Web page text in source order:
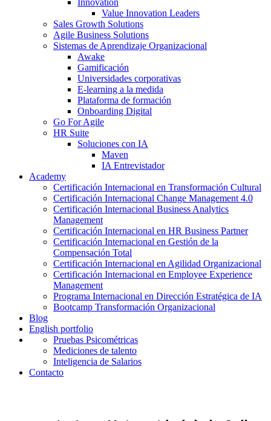
Innovation
Value Innovation Leaders
Sales Growth Solutions
Agile Business Solutions
Sistemas de Aprendizaje Organizacional
Awake
Gamificación
Universidades corporativas
E-learning a la medida
Plataforma de formación
Onboarding Digital
Go For Agile
HR Suite
Soluciones con IA
Maven
IA Entrevistador
Academy
Certificación Internacional en Transformación Cultural
Certificación Internacional Change Management 4.0
Certificación Internacional Business Analytics
Management
Certificación Internacional en HR Business Partner
Certificación Internacional en Gestión de la
Compensación Total
Certificación Internacional en Agilidad Organizacional
Certificación Internacional en Employee Experience
Management
Programa Internacional en Dirección Estratégica de IA
Bootcamp Transformación Organizacional
Blog
English portfolio
Pruebas Psicométricas
Mediciones de talento
Inteligencia de Salarios
Contacto